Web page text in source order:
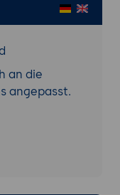
Methoden
für
und
an die
angepasst.